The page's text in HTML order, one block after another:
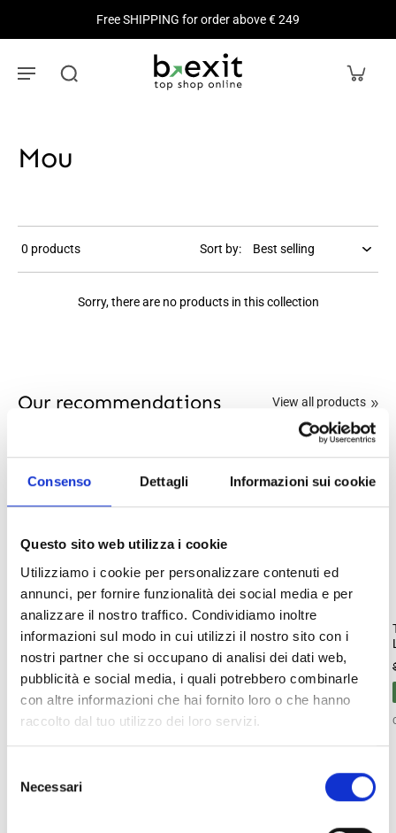
Consenso Dettagli Informazioni sui cookie
Questo sito web utilizza i cookie
Utilizziamo i cookie per personalizzare contenuti ed
annunci, per fornire funzionalità dei social media e per
analizzare il nostro traffico. Condividiamo inoltre
informazioni sul modo in cui utilizzi il nostro sito con i
nostri partner che si occupano di analisi dei dati web,
pubblicità e social media, i quali potrebbero combinarle
con altre informazioni che hai fornito loro o che hanno
raccolto dal tuo utilizzo dei loro servizi.
delNecessari
Free SHIPPING for order above € 249
Mou
0 products Sort by:
Sorry, there are no products in this collection
Our recommendations View all products
Marc Jacobs Handbags
Women Leather Red/True Red
$454.00
One Size
Michael Kors Shoulder Bags
Women Leather Red/Dark
Raspberry
$466.00 $140.00
SUMMER FLASH SALE